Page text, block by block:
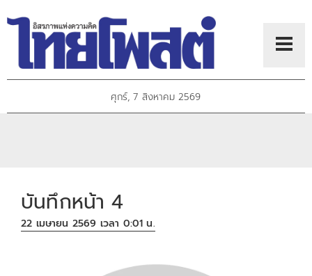
ศุกร์, 7 สิงหาคม 2569
บันทึกหน้า 4
22 เมษายน 2569 เวลา 0:01 น.